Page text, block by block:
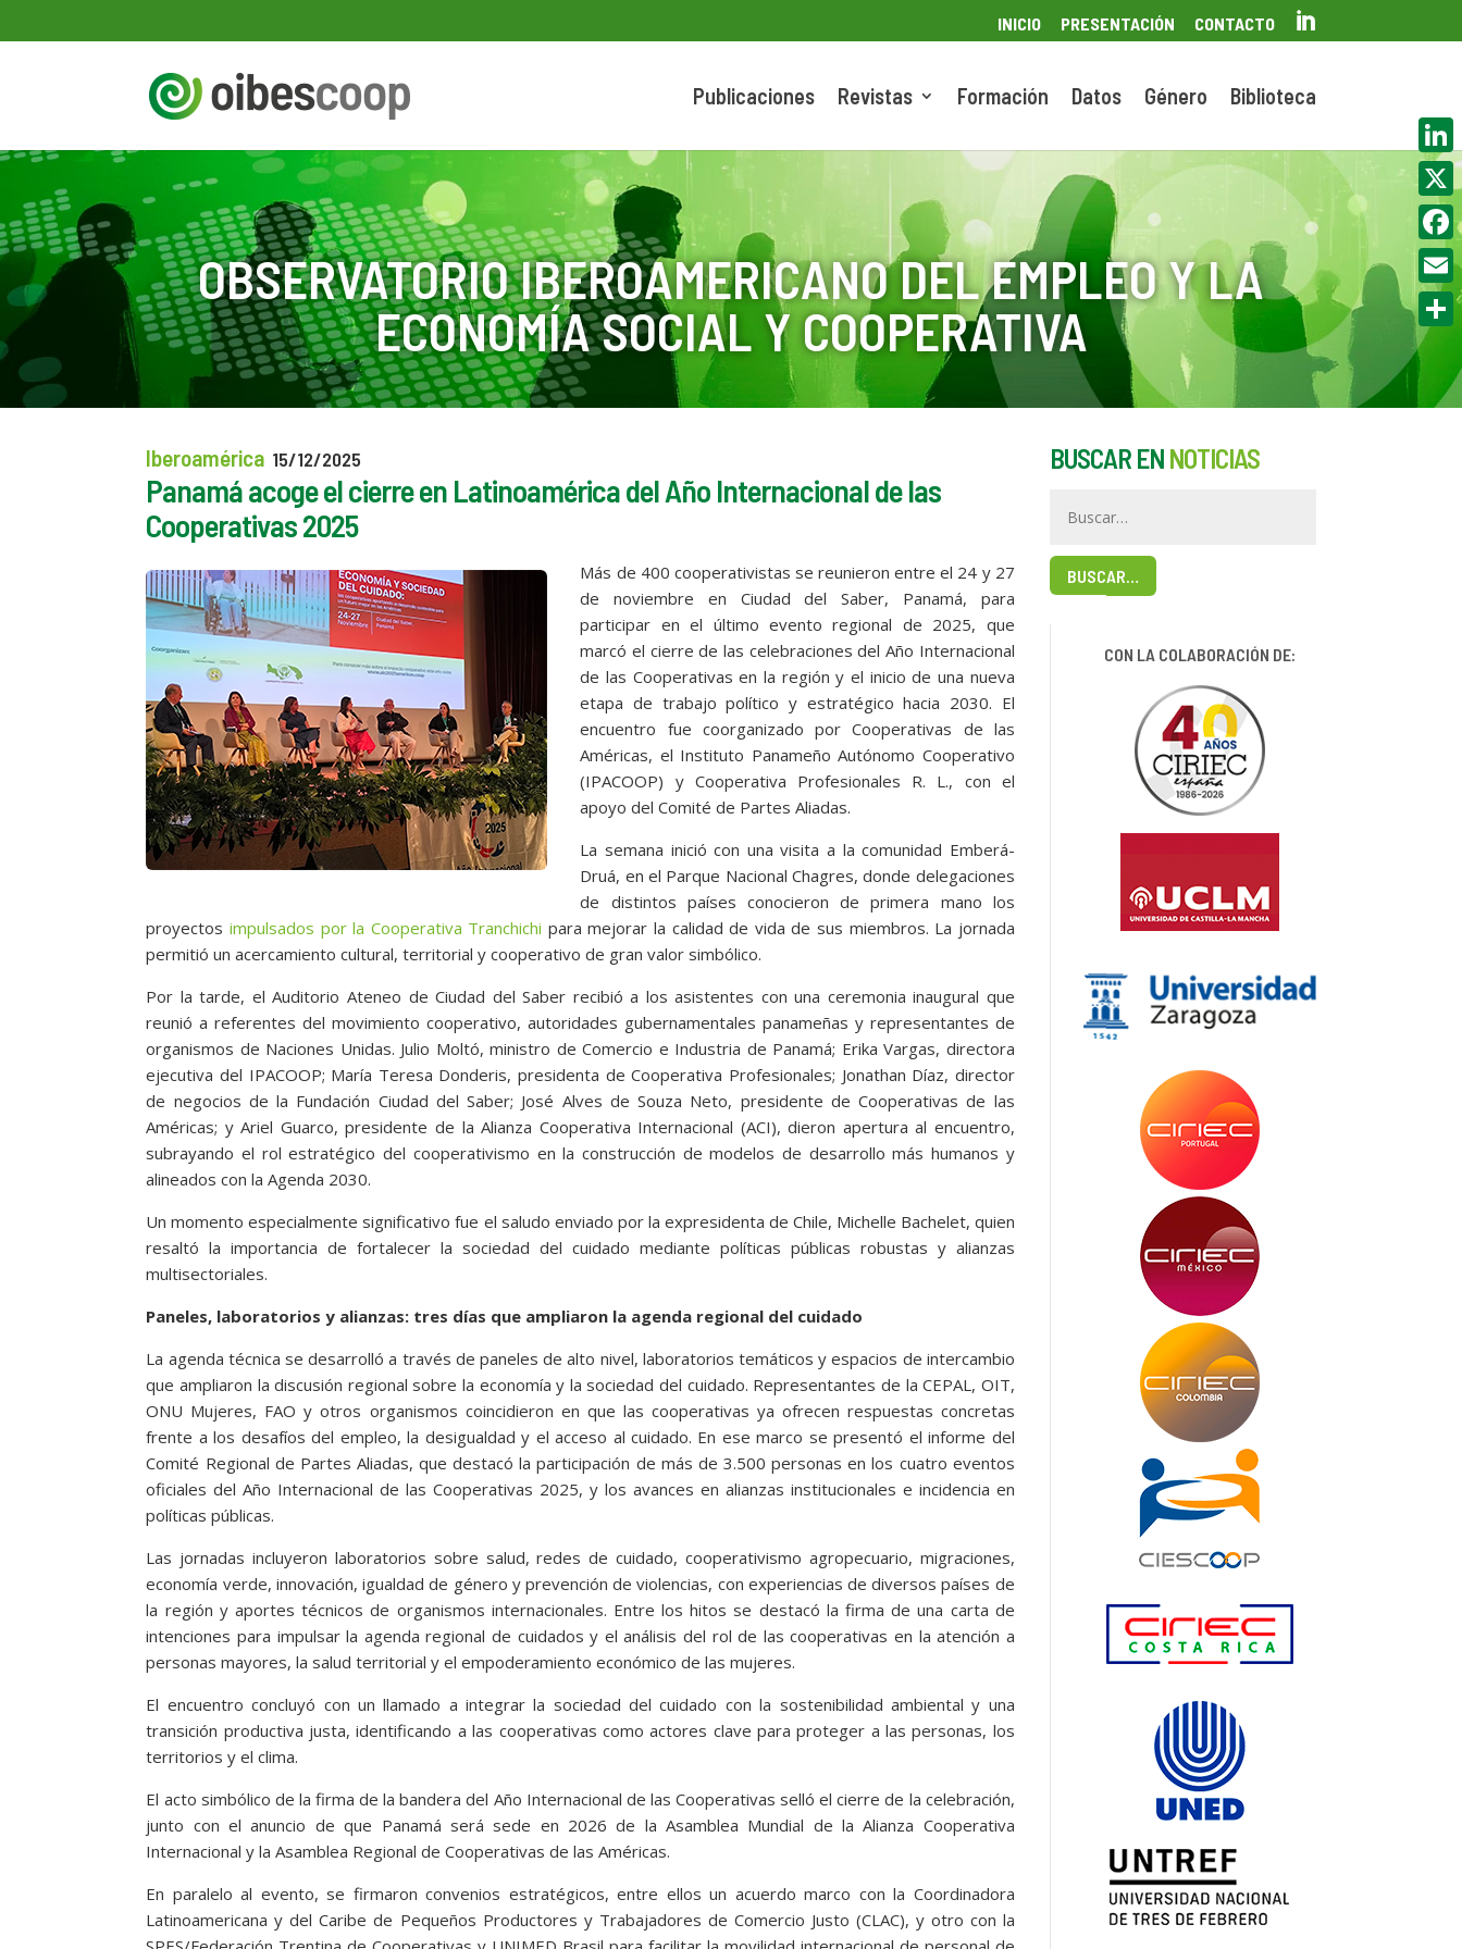
INICIO PRESENTACIÓN CONTACTO 
Publicaciones Revistas Formación Datos Género Biblioteca
OBSERVATORIO IBEROAMERICANO DEL EMPLEO Y LA
ECONOMÍA SOCIAL Y COOPERATIVA
Iberoamérica 15/12/2025
Panamá acoge el cierre en Latinoamérica del Año Internacional de las
Cooperativas 2025
Más de 400 cooperativistas se reunieron entre el 24 y 27
de noviembre en Ciudad del Saber, Panamá, para
participar en el último evento regional de 2025, que
marcó el cierre de las celebraciones del Año Internacional
de las Cooperativas en la región y el inicio de una nueva
etapa de trabajo político y estratégico hacia 2030. El
encuentro fue coorganizado por Cooperativas de las
Américas, el Instituto Panameño Autónomo Cooperativo
(IPACOOP) y Cooperativa Profesionales R. L., con el
apoyo del Comité de Partes Aliadas.
La semana inició con una visita a la comunidad Emberá-
Druá, en el Parque Nacional Chagres, donde delegaciones
de distintos países conocieron de primera mano los
proyectos impulsados por la Cooperativa Tranchichi para mejorar la calidad de vida de sus miembros. La jornada
permitió un acercamiento cultural, territorial y cooperativo de gran valor simbólico.
Por la tarde, el Auditorio Ateneo de Ciudad del Saber recibió a los asistentes con una ceremonia inaugural que
reunió a referentes del movimiento cooperativo, autoridades gubernamentales panameñas y representantes de
organismos de Naciones Unidas. Julio Moltó, ministro de Comercio e Industria de Panamá; Erika Vargas, directora
ejecutiva del IPACOOP; María Teresa Donderis, presidenta de Cooperativa Profesionales; Jonathan Díaz, director
de negocios de la Fundación Ciudad del Saber; José Alves de Souza Neto, presidente de Cooperativas de las
Américas; y Ariel Guarco, presidente de la Alianza Cooperativa Internacional (ACI), dieron apertura al encuentro,
subrayando el rol estratégico del cooperativismo en la construcción de modelos de desarrollo más humanos y
alineados con la Agenda 2030.
Un momento especialmente significativo fue el saludo enviado por la expresidenta de Chile, Michelle Bachelet, quien
resaltó la importancia de fortalecer la sociedad del cuidado mediante políticas públicas robustas y alianzas
multisectoriales.
Paneles, laboratorios y alianzas: tres días que ampliaron la agenda regional del cuidado
La agenda técnica se desarrolló a través de paneles de alto nivel, laboratorios temáticos y espacios de intercambio
que ampliaron la discusión regional sobre la economía y la sociedad del cuidado. Representantes de la CEPAL, OIT,
ONU Mujeres, FAO y otros organismos coincidieron en que las cooperativas ya ofrecen respuestas concretas
frente a los desafíos del empleo, la desigualdad y el acceso al cuidado. En ese marco se presentó el informe del
Comité Regional de Partes Aliadas, que destacó la participación de más de 3.500 personas en los cuatro eventos
oficiales del Año Internacional de las Cooperativas 2025, y los avances en alianzas institucionales e incidencia en
políticas públicas.
Las jornadas incluyeron laboratorios sobre salud, redes de cuidado, cooperativismo agropecuario, migraciones,
economía verde, innovación, igualdad de género y prevención de violencias, con experiencias de diversos países de
la región y aportes técnicos de organismos internacionales. Entre los hitos se destacó la firma de una carta de
intenciones para impulsar la agenda regional de cuidados y el análisis del rol de las cooperativas en la atención a
personas mayores, la salud territorial y el empoderamiento económico de las mujeres.
El encuentro concluyó con un llamado a integrar la sociedad del cuidado con la sostenibilidad ambiental y una
transición productiva justa, identificando a las cooperativas como actores clave para proteger a las personas, los
territorios y el clima.
El acto simbólico de la firma de la bandera del Año Internacional de las Cooperativas selló el cierre de la celebración,
junto con el anuncio de que Panamá será sede en 2026 de la Asamblea Mundial de la Alianza Cooperativa
Internacional y la Asamblea Regional de Cooperativas de las Américas.
En paralelo al evento, se firmaron convenios estratégicos, entre ellos un acuerdo marco con la Coordinadora
Latinoamericana y del Caribe de Pequeños Productores y Trabajadores de Comercio Justo (CLAC), y otro con la
BUSCAR EN NOTICIAS
BUSCAR…
CON LA COLABORACIÓN DE:
X
Email